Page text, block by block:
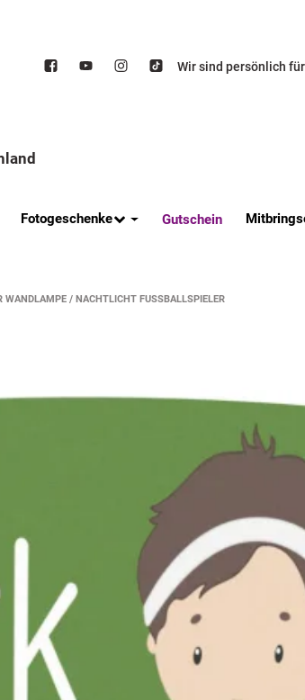
Wir sind persönlich
Fotogeschenke Gutschein
WANDLAMPE / NACHTLICHT FUSSBALLSPIELER